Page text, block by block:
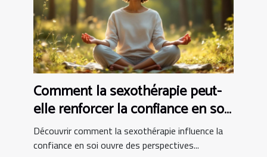
Comment la sexothérapie peut-
elle renforcer la confiance en soi
?
Découvrir comment la sexothérapie influence la
confiance en soi ouvre des perspectives...